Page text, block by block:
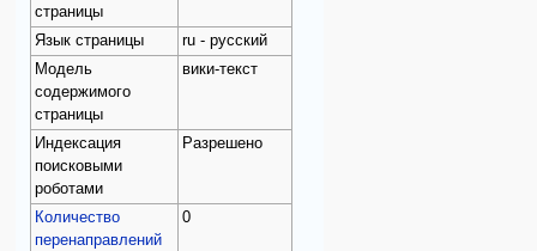
страницы
Язык страницы
ru - русский
Модель
содержимого
страницы
вики-текст
Индексация
поисковыми
роботами
Разрешено
Количество
перенаправлений
0